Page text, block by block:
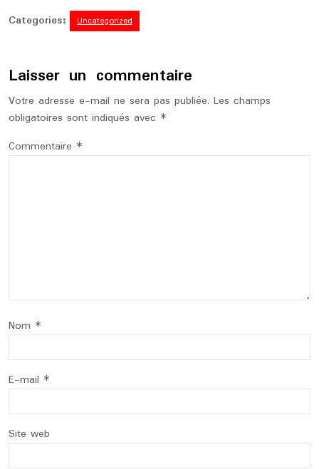
Categories:
Uncategorized
Laisser un commentaire
Votre adresse e-mail ne sera pas publiée. Les champs
obligatoires sont indiqués avec *
Commentaire *
Nom *
E-mail *
Site web